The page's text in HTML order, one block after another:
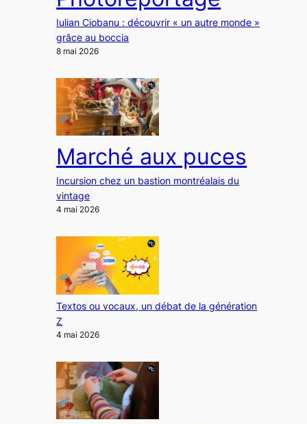
Iulian Ciobanu : découvrir « un autre monde »
grâce au boccia
8 mai 2026
Marché aux puces
Incursion chez un bastion montréalais du
vintage
4 mai 2026
Textos ou vocaux, un débat de la génération
Z
4 mai 2026